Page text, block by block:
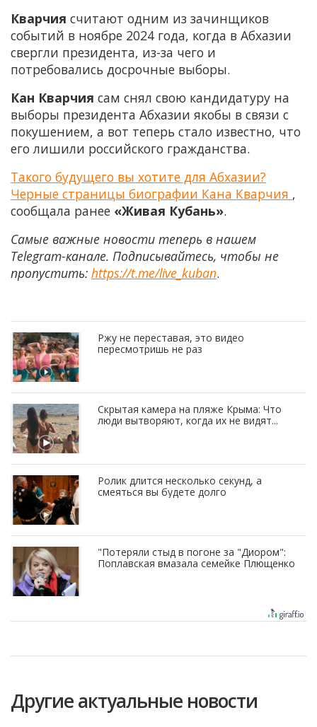
Кварчия считают одним из зачинщиков
событий в ноябре 2024 года, когда в Абхазии
свергли президента, из-за чего и
потребовались досрочные выборы.
Кан Кварчия сам снял свою кандидатуру на
выборы президента Абхазии якобы в связи с
покушением, а вот теперь стало известно, что
его лишили российского гражданства.
Такого будущего вы хотите для Абхазии?
Черные страницы биографии Кана Кварчия ,
сообщала ранее «Живая Кубань».
Самые важные новости теперь в нашем
Telegram-канале. Подписывайтесь, чтобы не
пропустить: https://t.me/live_kuban.
Ржу не переставая, это видео
пересмотришь не раз
Скрытая камера на пляже Крыма: Что
люди вытворяют, когда их не видят...
Ролик длится несколько секунд, а
смеяться вы будете долго
"Потеряли стыд в погоне за "Диором":
Поплавская вмазала семейке Плющенко
Другие актуальные новости